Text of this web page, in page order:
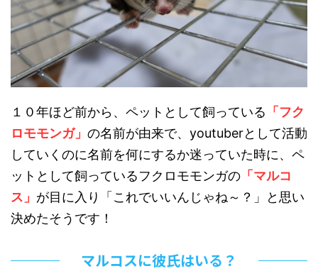
１０年ほど前から、ペットとして飼っている 「フク
ロモモンガ」 の名前が由来で、youtuberとして活動
していくのに名前を何にするか迷っていた時に、ペ
ットとして飼っているフクロモモンガの 「マルコ
ス」 が目に入り「これでいいんじゃね～？」と思い
決めたそうです！
マルコスに彼氏はいる？